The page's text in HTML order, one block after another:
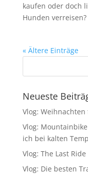
kaufen oder doch
Hunden verreisen?
« Ältere Einträge
Neueste
Vlog:
Vlog:
ich bei kalten
Vlog: The Last
Vlog: Die besten